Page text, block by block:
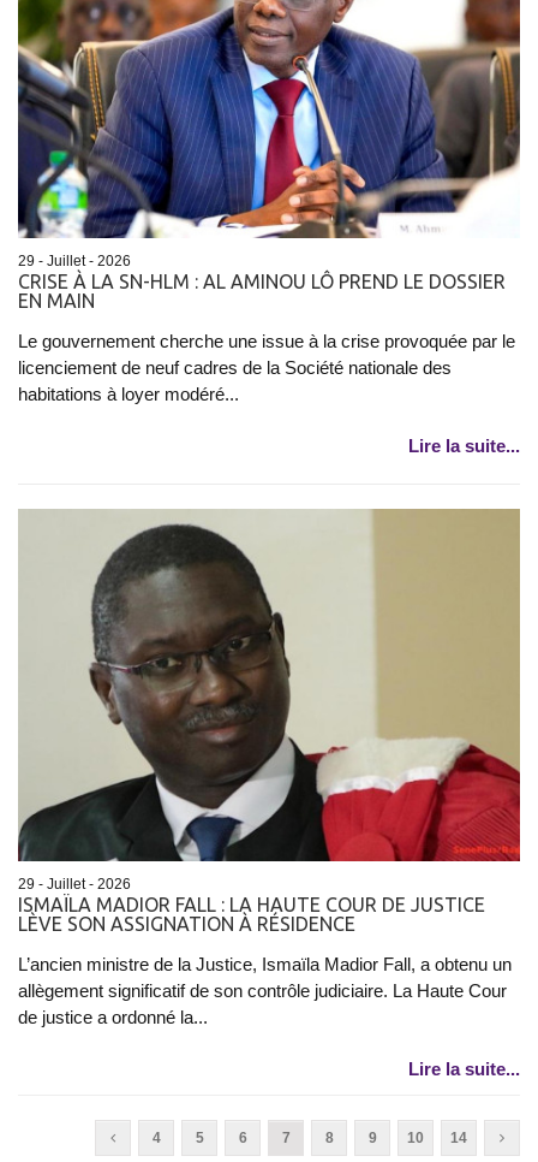
29 - Juillet - 2026
CRISE À LA SN-HLM : AL AMINOU LÔ PREND LE DOSSIER
EN MAIN
Le gouvernement cherche une issue à la crise provoquée par le
licenciement de neuf cadres de la Société nationale des
habitations à loyer modéré...
Lire la suite...
29 - Juillet - 2026
ISMAÏLA MADIOR FALL : LA HAUTE COUR DE JUSTICE
LÈVE SON ASSIGNATION À RÉSIDENCE
L’ancien ministre de la Justice, Ismaïla Madior Fall, a obtenu un
allègement significatif de son contrôle judiciaire. La Haute Cour
de justice a ordonné la...
Lire la suite...
4 5 6 7 8 9 10 14